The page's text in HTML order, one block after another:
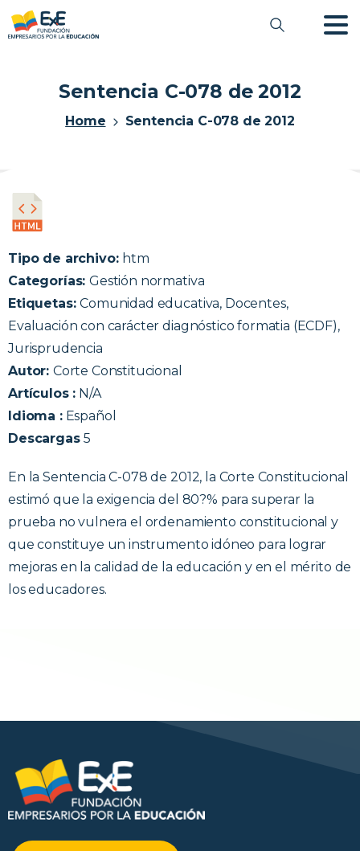
Sentencia C-078 de 2012
Home Sentencia C-078 de 2012
En la Sentencia C-078 de 2012, la Corte Constitucional
estimó que la exigencia del 80?% para superar la
prueba no vulnera el ordenamiento constitucional y
que constituye un instrumento idóneo para lograr
mejoras en la calidad de la educación y en el mérito de
los educadores.
Tipo de archivo: htm
Categorías:Gestión normativa
Etiquetas:Comunidad educativa, Docentes,
Evaluación con carácter diagnóstico formatia (ECDF),
Jurisprudencia
Autor: Corte Constitucional
Artículos : N/A
Idioma :Español
Descargas5